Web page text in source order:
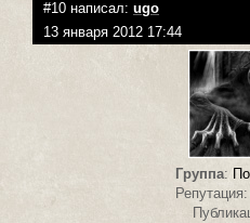
#10 написал: ugo
13 января 2012 17:44
Группа:
Репутация: